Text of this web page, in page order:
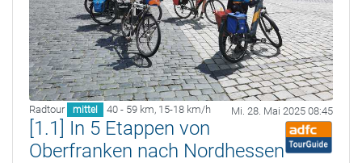
Radtour mittel 40 - 59 km, 15-18 km/h Mi. 28. Mai 2025 08:45
[1.1] In 5 Etappen von
Oberfranken nach Nordhessen